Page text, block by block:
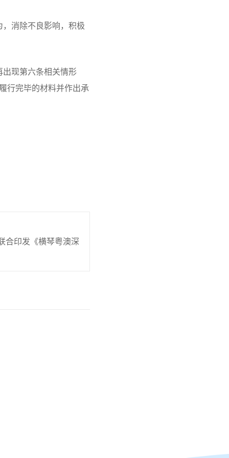
消除不良影响，积极
现第六条相关情形
行完毕的材料并作出承
合印发《横琴粤澳深